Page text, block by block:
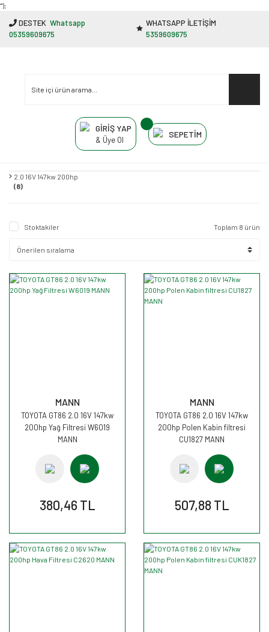
"');
DESTEK Whatsapp
05359609675
WHATSAPP İLETİŞİM
5359609675
GİRİŞ YAP
& Üye Ol
SEPETİM
2.0 16V 147kw 200hp
(8)
Stoktakiler Toplam 8 ürün
MANN
TOYOTA GT86 2.0 16V 147kw
200hp Yağ Filtresi W6019
MANN
380,46 TL
MANN
TOYOTA GT86 2.0 16V 147kw
200hp Polen Kabin filtresi
CU1827 MANN
507,88 TL